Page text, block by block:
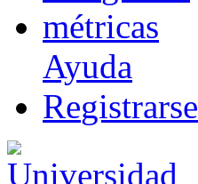
métricas
Ayuda
Registrarse